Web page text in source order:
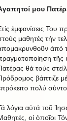
μου
ἐμφανίσεις Του
μαθητές τήν
ἀπό
τῆς
θά τούς
βάπτιζε
πολύ
λόγια αὐτά τοῦ
οἱ ὁποῖοι